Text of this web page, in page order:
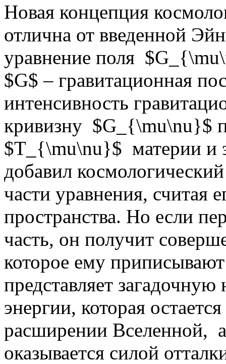
Новая концепция
отлична от введенной
уравнение поля
$G$ – гравитационная
интенсивность
кривизну $G_{\mu\nu}$
$T_{\mu\nu}$ материи и
добавил
части уравнения, считая
пространства. Но если
часть, он получит
которое ему
представляет
энергии, которая
расширении Вселенной, а
оказывается силой